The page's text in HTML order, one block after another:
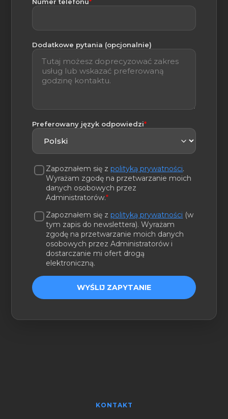
Dodatkowe pytania (opcjonalnie)
Preferowany język odpowiedzi*(wymagane)
Zapoznałem się zpolityką prywatności.
Wyrażam zgodę na przetwarzanie moich
danych osobowych przez
Administratorów.*
Zapoznałem się zpolityką prywatności (w
tym zapis do newslettera). Wyrażam
zgodę na przetwarzanie moich danych
osobowych przez Administratorów i
dostarczanie mi ofert drogą
elektroniczną.
WYŚLIJ ZAPYTANIE
KONTAKT